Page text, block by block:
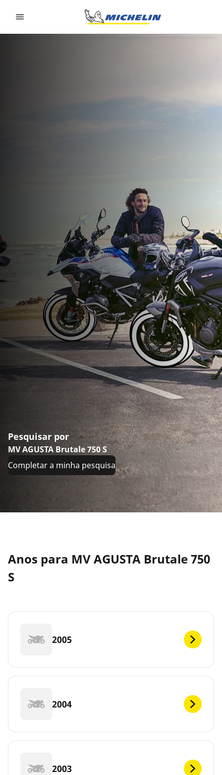
Pesquisar por
MV AGUSTA Brutale 750 S
Completar a minha pesquisa
Anos para MV AGUSTA Brutale 750
S
2005
2004
2003